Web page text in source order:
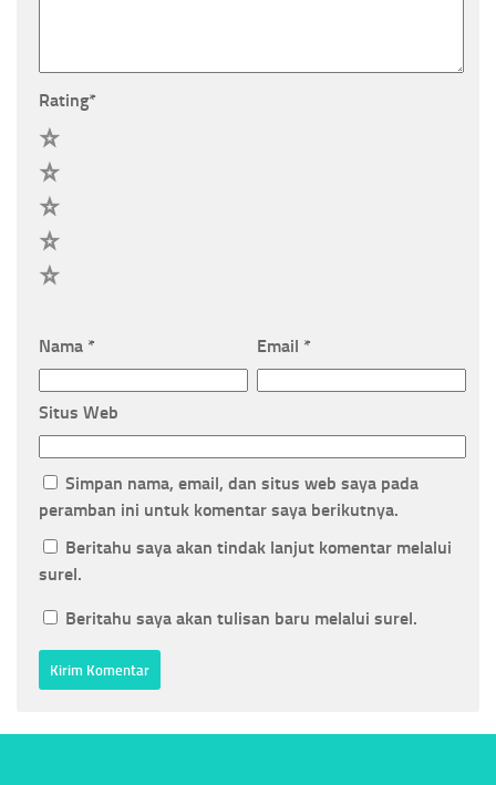
Rating*
Nama * Email *
Situs Web
Simpan nama, email, dan situs web saya pada
peramban ini untuk komentar saya berikutnya.
Beritahu saya akan tindak lanjut komentar melalui
surel.
Beritahu saya akan tulisan baru melalui surel.